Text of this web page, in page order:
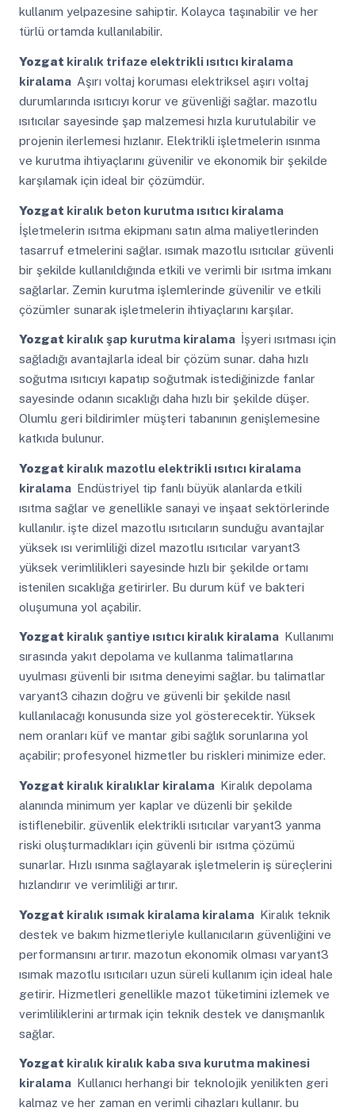
kullanım yelpazesine sahiptir. Kolayca taşınabilir ve her
türlü ortamda kullanılabilir.
Yozgat kiralık trifaze elektrikli ısıtıcı kiralama
kiralama Aşırı voltaj koruması elektriksel aşırı voltaj
durumlarında ısıtıcıyı korur ve güvenliği sağlar. mazotlu
ısıtıcılar sayesinde şap malzemesi hızla kurutulabilir ve
projenin ilerlemesi hızlanır. Elektrikli işletmelerin ısınma
ve kurutma ihtiyaçlarını güvenilir ve ekonomik bir şekilde
karşılamak için ideal bir çözümdür.
Yozgat kiralık beton kurutma ısıtıcı kiralama
İşletmelerin ısıtma ekipmanı satın alma maliyetlerinden
tasarruf etmelerini sağlar. ısımak mazotlu ısıtıcılar güvenli
bir şekilde kullanıldığında etkili ve verimli bir ısıtma imkanı
sağlarlar. Zemin kurutma işlemlerinde güvenilir ve etkili
çözümler sunarak işletmelerin ihtiyaçlarını karşılar.
Yozgat kiralık şap kurutma kiralama İşyeri ısıtması için
sağladığı avantajlarla ideal bir çözüm sunar. daha hızlı
soğutma ısıtıcıyı kapatıp soğutmak istediğinizde fanlar
sayesinde odanın sıcaklığı daha hızlı bir şekilde düşer.
Olumlu geri bildirimler müşteri tabanının genişlemesine
katkıda bulunur.
Yozgat kiralık mazotlu elektrikli ısıtıcı kiralama
kiralama Endüstriyel tip fanlı büyük alanlarda etkili
ısıtma sağlar ve genellikle sanayi ve inşaat sektörlerinde
kullanılır. işte dizel mazotlu ısıtıcıların sunduğu avantajlar
yüksek ısı verimliliği dizel mazotlu ısıtıcılar varyant3
yüksek verimlilikleri sayesinde hızlı bir şekilde ortamı
istenilen sıcaklığa getirirler. Bu durum küf ve bakteri
oluşumuna yol açabilir.
Yozgat kiralık şantiye ısıtıcı kiralık kiralama Kullanımı
sırasında yakıt depolama ve kullanma talimatlarına
uyulması güvenli bir ısıtma deneyimi sağlar. bu talimatlar
varyant3 cihazın doğru ve güvenli bir şekilde nasıl
kullanılacağı konusunda size yol gösterecektir. Yüksek
nem oranları küf ve mantar gibi sağlık sorunlarına yol
açabilir; profesyonel hizmetler bu riskleri minimize eder.
Yozgat kiralık kiralıklar kiralama Kiralık depolama
alanında minimum yer kaplar ve düzenli bir şekilde
istiflenebilir. güvenlik elektrikli ısıtıcılar varyant3 yanma
riski oluşturmadıkları için güvenli bir ısıtma çözümü
sunarlar. Hızlı ısınma sağlayarak işletmelerin iş süreçlerini
hızlandırır ve verimliliği artırır.
Yozgat kiralık ısımak kiralama kiralama Kiralık teknik
destek ve bakım hizmetleriyle kullanıcıların güvenliğini ve
performansını artırır. mazotun ekonomik olması varyant3
ısımak mazotlu ısıtıcıları uzun süreli kullanım için ideal hale
getirir. Hizmetleri genellikle mazot tüketimini izlemek ve
verimliliklerini artırmak için teknik destek ve danışmanlık
sağlar.
Yozgat kiralık kiralık kaba sıva kurutma makinesi
kiralama Kullanıcı herhangi bir teknolojik yenilikten geri
kalmaz ve her zaman en verimli cihazları kullanır. bu